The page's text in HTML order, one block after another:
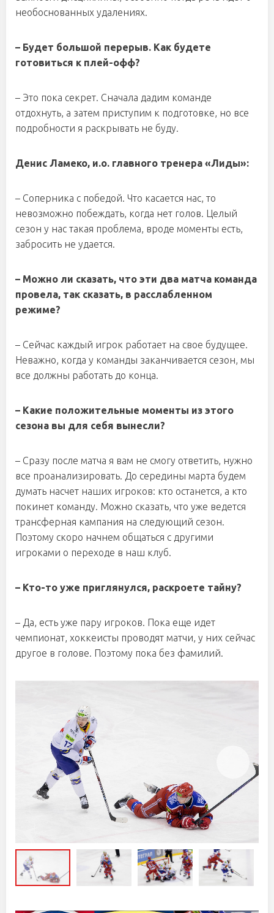
необоснованных удалениях.
– Будет большой перерыв. Как будете
готовиться к плей-офф?
– Это пока секрет. Сначала дадим команде
отдохнуть, а затем приступим к подготовке, но все
подробности я раскрывать не буду.
Денис Ламеко, и.о. главного тренера «Лиды»:
– Соперника с победой. Что касается нас, то
невозможно побеждать, когда нет голов. Целый
сезон у нас такая проблема, вроде моменты есть,
забросить не удается.
– Можно ли сказать, что эти два матча команда
провела, так сказать, в расслабленном
режиме?
– Сейчас каждый игрок работает на свое будущее.
Неважно, когда у команды заканчивается сезон, мы
все должны работать до конца.
– Какие положительные моменты из этого
сезона вы для себя вынесли?
– Сразу после матча я вам не смогу ответить, нужно
все проанализировать. До середины марта будем
думать насчет наших игроков: кто останется, а кто
покинет команду. Можно сказать, что уже ведется
трансферная кампания на следующий сезон.
Поэтому скоро начнем общаться с другими
игроками о переходе в наш клуб.
– Кто-то уже приглянулся, раскроете тайну?
– Да, есть уже пару игроков. Пока еще идет
чемпионат, хоккеисты проводят матчи, у них сейчас
другое в голове. Поэтому пока без фамилий.